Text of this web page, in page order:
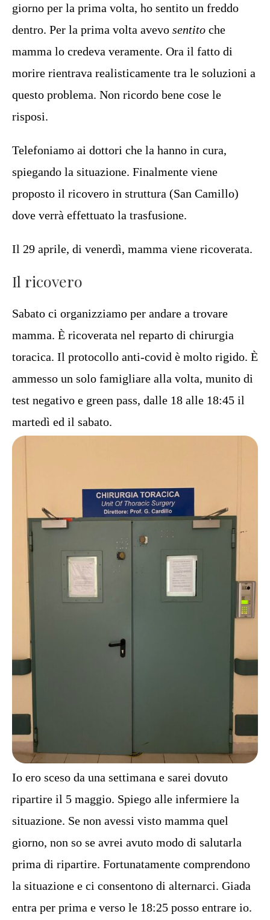
giorno per la prima volta, ho sentito un freddo
dentro. Per la prima volta avevo sentito che
mamma lo credeva veramente. Ora il fatto di
morire rientrava realisticamente tra le soluzioni a
questo problema. Non ricordo bene cose le
risposi.
Telefoniamo ai dottori che la hanno in cura,
spiegando la situazione. Finalmente viene
proposto il ricovero in struttura (San Camillo)
dove verrà effettuato la trasfusione.
Il 29 aprile, di venerdì, mamma viene ricoverata.
Il ricovero
Sabato ci organizziamo per andare a trovare
mamma. È ricoverata nel reparto di chirurgia
toracica. Il protocollo anti-covid è molto rigido. È
ammesso un solo famigliare alla volta, munito di
test negativo e green pass, dalle 18 alle 18:45 il
martedì ed il sabato.
Io ero sceso da una settimana e sarei dovuto
ripartire il 5 maggio. Spiego alle infermiere la
situazione. Se non avessi visto mamma quel
giorno, non so se avrei avuto modo di salutarla
prima di ripartire. Fortunatamente comprendono
la situazione e ci consentono di alternarci. Giada
entra per prima e verso le 18:25 posso entrare io.